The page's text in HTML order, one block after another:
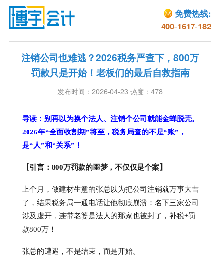
免费热线:
400-1617-182
注销公司也难逃？2026税务严查下，800万
罚款只是开始！老板们的最后自救指南
发布时间：2026-04-23 热度：478
导读：别再以为换个法人、注销个公司就能金蝉脱壳。
2026年“全面收割期”将至，税务局查的不是“账”，
是“人”和“关系”！
【引言： 800万罚款的噩梦，不仅仅是个案】
上个月，做建材生意的张总以为把公司注销就万事大吉
了，结果税务局一通电话让他彻底崩溃：名下三家公司
涉及虚开，连带老婆是法人的那家也被封了，补税+罚
款800万！
张总的遭遇，不是结束，而是开始。